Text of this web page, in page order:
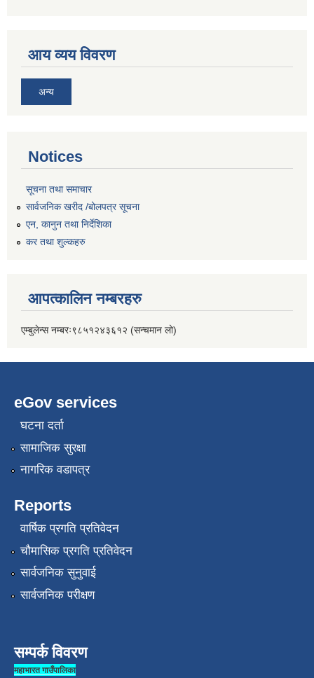
आय व्यय विवरण
अन्य
Notices
सूचना तथा समाचार
सार्वजनिक खरीद /बोलपत्र सूचना
एन, कानुन तथा निर्देशिका
कर तथा शुल्कहरु
आपत्कालिन नम्बरहरु
एम्बुलेन्स नम्बरः९८५१२४३६१२ (सन्चमान लो)
eGov services
घटना दर्ता
सामाजिक सुरक्षा
नागरिक वडापत्र
Reports
वार्षिक प्रगति प्रतिवेदन
चौमासिक प्रगति प्रतिवेदन
सार्वजनिक सुनुवाई
सार्वजनिक परीक्षण
सम्पर्क विवरण
महाभारत गाउँपालिका